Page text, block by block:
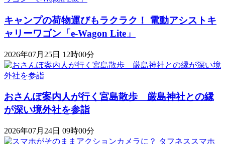
キャンプの荷物運びもラクラク！ 電動アシストキ
ャリーワゴン「​​e-Wagon Lite」
2026年07月25日 12時00分
おさんぽ案内人が行く宮島散歩 厳島神社との縁
が深い境外社を参詣
2026年07月24日 09時00分